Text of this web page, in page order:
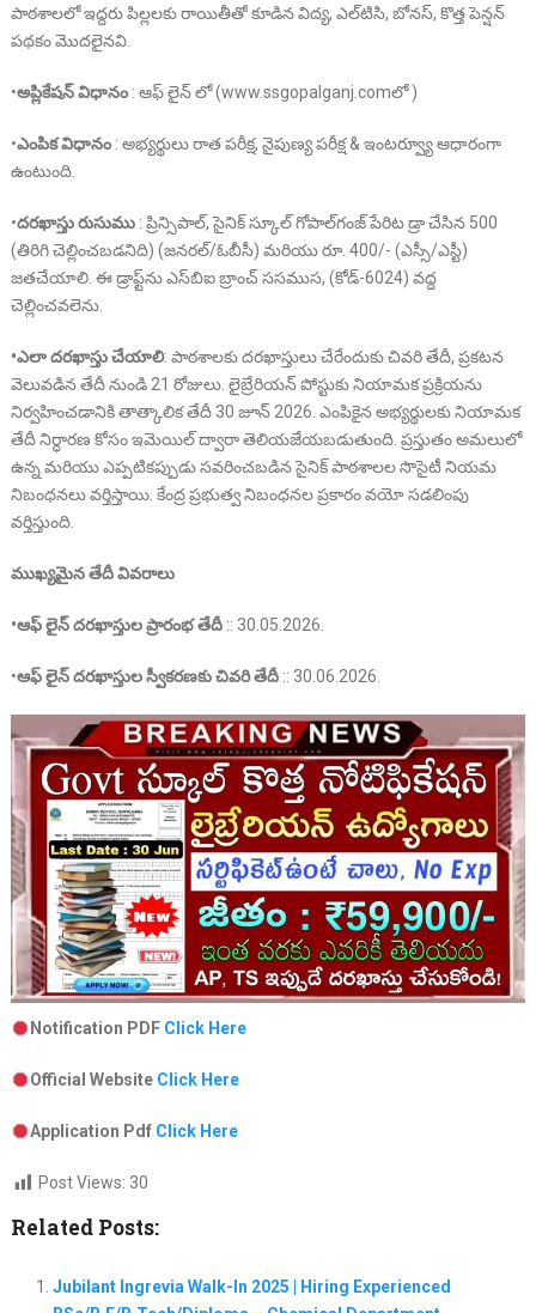
పాఠశాలలో ఇద్దరు పిల్లలకు రాయితీతో కూడిన విద్య, ఎల్‌టిసి, బోనస్, కొత్త పెన్షన్
పథకం మొదలైనవి.
•అప్లికేషన్ విధానం: ఆఫ్ లైన్ లో (www.ssgopalganj.comలో )
•ఎంపిక విధానం: అభ్యర్థులు రాత పరీక్ష, నైపుణ్య పరీక్ష & ఇంటర్వ్యూ ఆధారంగా
ఉంటుంది.
•దరఖాస్తు రుసుము: ప్రిన్సిపాల్, సైనిక్ స్కూల్ గోపాల్‌గంజ్ పేరిట డ్రా చేసిన 500
(తిరిగి చెల్లించబడనిది) (జనరల్/ఓబీసీ) మరియు రూ. 400/- (ఎస్సీ/ఎస్టీ)
జతచేయాలి. ఈ డ్రాఫ్ట్‌ను ఎస్‌బిఐ బ్రాంచ్ ససముస, (కోడ్-6024) వద్ద
చెల్లించవలెను.
•ఎలా దరఖాస్తు చేయాలి: పాఠశాలకు దరఖాస్తులు చేరేందుకు చివరి తేదీ, ప్రకటన
వెలువడిన తేదీ నుండి 21 రోజులు. లైబ్రేరియన్ పోస్టుకు నియామక ప్రక్రియను
నిర్వహించడానికి తాత్కాలిక తేదీ 30 జూన్ 2026. ఎంపికైన అభ్యర్థులకు నియామక
తేదీ నిర్ధారణ కోసం ఇమెయిల్ ద్వారా తెలియజేయబడుతుంది. ప్రస్తుతం అమలులో
ఉన్న మరియు ఎప్పటికప్పుడు సవరించబడిన సైనిక్ పాఠశాలల సొసైటీ నియమ
నిబంధనలు వర్తిస్తాయి. కేంద్ర ప్రభుత్వ నిబంధనల ప్రకారం వయో సడలింపు
వర్తిస్తుంది.
ముఖ్యమైన తేదీ వివరాలు
•ఆఫ్ లైన్దరఖాస్తులప్రారంభ తేదీ:: 30.05.2026.
•ఆఫ్ లైన్దరఖాస్తుల స్వీకరణకు చివరి తేదీ :: 30.06.2026.
Notification PDF Click Here
Official Website Click Here
Application Pdf Click Here
Post Views: 30
Related Posts:
Jubilant Ingrevia Walk-In 2025 | Hiring Experienced